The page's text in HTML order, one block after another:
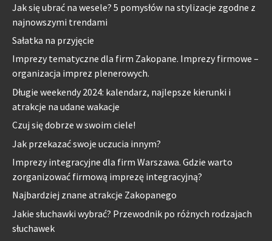
Jak się ubrać na wesele? 5 pomysłów na stylizacje zgodne z
najnowszymi trendami
Sałatka na przyjęcie
Imprezy tematyczne dla firm Zakopane. Imprezy firmowe –
organizacja imprez plenerowych.
Długie weekendy 2024: kalendarz, najlepsze kierunki i
atrakcje na udane wakacje
Czuj się dobrze w swoim ciele!
Jak przekazać swoje uczucia innym?
Imprezy integracyjne dla firm Warszawa. Gdzie warto
zorganizować firmową imprezę integracyjną?
Najbardziej znane atrakcje Zakopanego
Jakie słuchawki wybrać? Przewodnik po różnych rodzajach
słuchawek